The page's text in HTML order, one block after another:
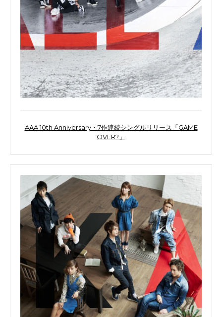
AAA 10th Anniversary・7作連続シングルリリース「GAME
OVER?」